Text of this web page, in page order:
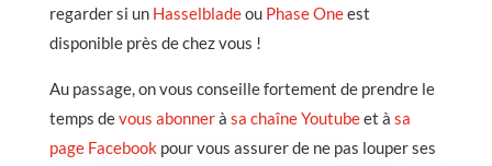
regarder si un Hasselbladeou Phase Oneest
disponible près de chez vous !
Au passage, on vous conseille fortement de prendre le
temps devous abonnerà sa chaîne Youtubeet à sa
page Facebookpour vous assurer de ne pas louper ses